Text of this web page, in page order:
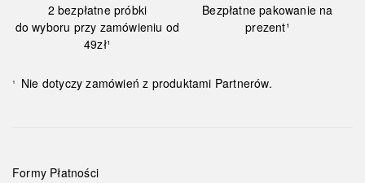
2 bezpłatne próbki
do wyboru przy zamówieniu od
49zł¹
Bezpłatne pakowanie na
prezent¹
¹ Nie dotyczy zamówień z produktami Partnerów.
Formy Płatności